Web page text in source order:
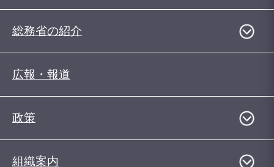
総務省の紹介
広報・報道
政策
組織案内